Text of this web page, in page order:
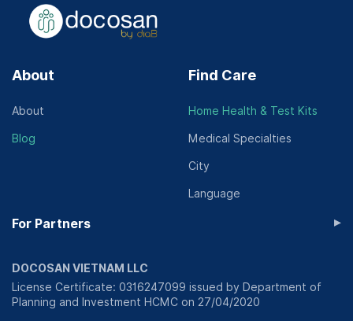
About
About
Blog
Find Care
Home Health & Test Kits
Medical Specialties
City
Language
For Partners ▸
DOCOSAN VIETNAM LLC
License Certificate: 0316247099 issued by Department of
Planning and Investment HCMC on 27/04/2020